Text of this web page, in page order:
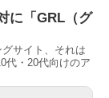
に「GRL（グ
サイト、それは
代・20代向けのア